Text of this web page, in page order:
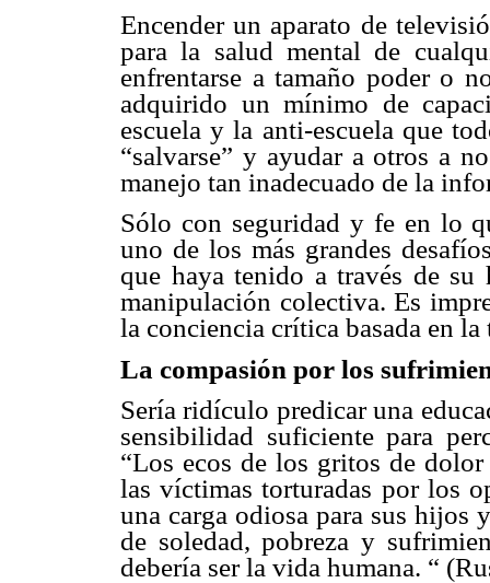
Encender un aparato de
para la salud mental de
enfrentarse a tamaño poder o
adquirido un mínimo de
escuela y la anti-escuela que
“salvarse” y ayudar a otros a
manejo tan inadecuado de la
Sólo con seguridad y fe en lo
uno de los más grandes
que haya tenido a través de
manipulación colectiva. Es
la conciencia crítica basada en
La compasión por los
Sería ridículo predicar una
sensibilidad suficiente para
“Los ecos de los gritos de
las víctimas torturadas por los
una carga odiosa para sus hijos
de soledad, pobreza y
debería ser la vida humana. “